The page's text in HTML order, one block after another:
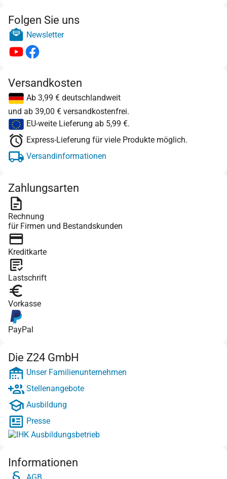
Folgen Sie uns
Newsletter
Versandkosten
Ab 3,99 € deutschlandweit
und ab 39,00 € versandkostenfrei.
EU-weite Lieferung ab 5,99 €.
Express-Lieferung für viele Produkte möglich.
Versandinformationen
Zahlungsarten
Rechnung
für Firmen und Bestandskunden
Kreditkarte
Lastschrift
Vorkasse
PayPal
Die Z24 GmbH
Unser Familienunternehmen
Stellenangebote
Ausbildung
Presse
Informationen